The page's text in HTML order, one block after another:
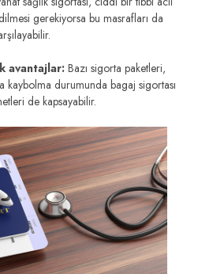
gerekiyorsa bu masrafları da
avantajlar:Bazı sigorta paketleri,
kaybolma durumunda bagaj sigortası
de kapsayabilir.